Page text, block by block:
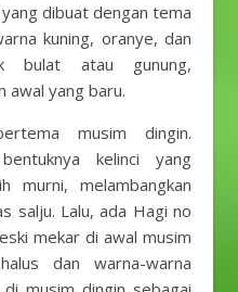
dibuat dengan tema
kuning, oranye, dan
bulat atau gunung,
awal yang baru.
musim dingin.
kelinci yang
murni, melambangkan
salju. Lalu, ada Hagi no
mekar di awal musim
dan warna-warna